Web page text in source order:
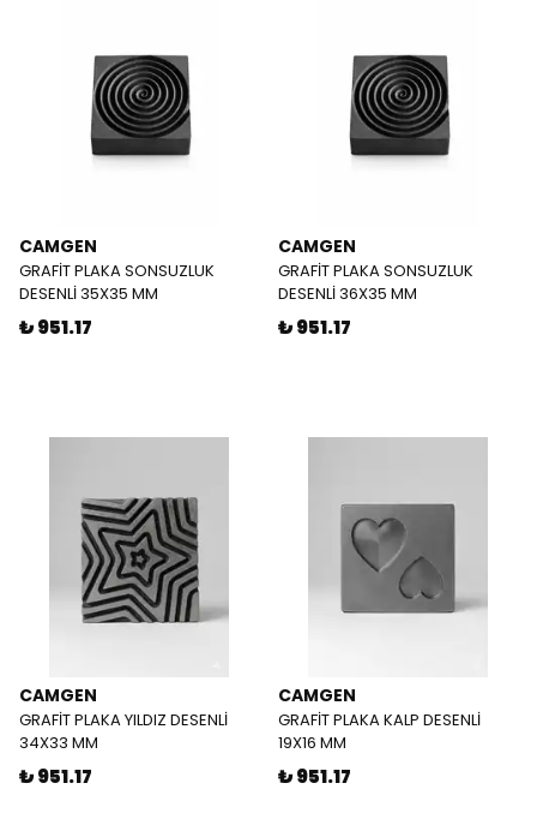
CAMGEN
GRAFİT PLAKA SONSUZLUK
DESENLİ 35X35 MM
₺ 951.17
CAMGEN
GRAFİT PLAKA SONSUZLUK
DESENLİ 36X35 MM
₺ 951.17
CAMGEN
GRAFİT PLAKA YILDIZ DESENLİ
34X33 MM
₺ 951.17
CAMGEN
GRAFİT PLAKA KALP DESENLİ
19X16 MM
₺ 951.17